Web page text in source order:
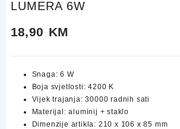
LUMERA 6W
18,90 KM
Snaga: 6 W
Boja svjetlosti: 4200 K
Vijek trajanja: 30000 radnih sati
Materijal: aluminij + staklo
Dimenzije artikla: 210 x 106 x 85 mm